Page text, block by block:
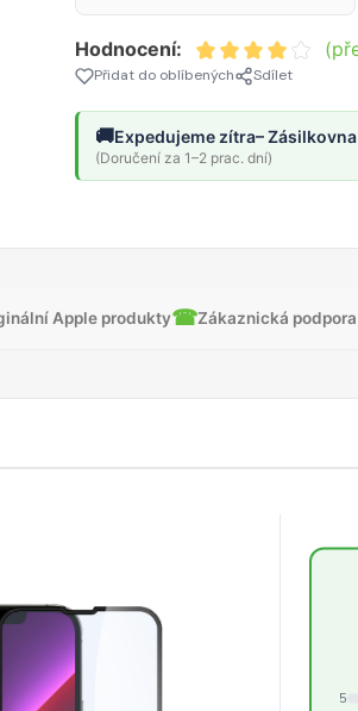
Hodnocení:
Přidat do oblíbených Sdílet
🚚Expedujeme zítra–
(Doručení za 1–2 prac. dní)
Apple produkty☎Zákaznická podpora
5